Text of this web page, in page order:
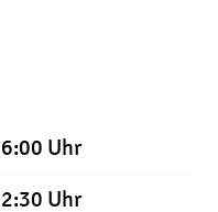
Uhr
Uhr